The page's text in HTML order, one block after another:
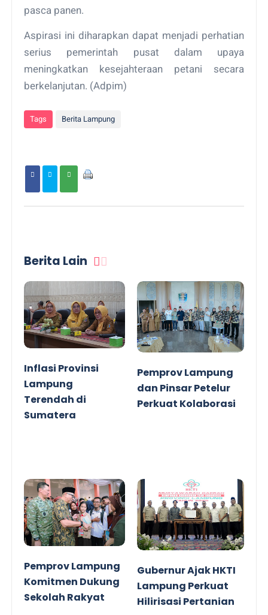
pasca panen.
Aspirasi ini diharapkan dapat menjadi perhatian
serius pemerintah pusat dalam upaya
meningkatkan kesejahteraan petani secara
berkelanjutan. (Adpim)
Tags Berita Lampung
Berita Lain
Inflasi Provinsi
Lampung
Terendah di
Sumatera
Pemprov Lampung
dan Pinsar Petelur
Perkuat Kolaborasi
Pemprov Lampung
Komitmen Dukung
Sekolah Rakyat
Gubernur Ajak HKTI
Lampung Perkuat
Hilirisasi Pertanian